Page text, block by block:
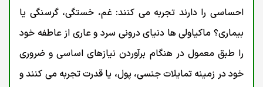
احساسی را دارند تجربه می کنند: غم، خستگی، گرسنگی یا
بیماری؟ ماکیاولی ها دنیای درونی سرد و عاری از عاطفه خود
را طبق معمول در هنگام برآوردن نیازهای اساسی و ضروری
خود در زمینه تمایلات جنسی، پول، یا قدرت تجربه می کنند و